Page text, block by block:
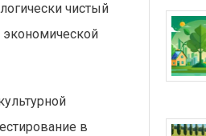
чистый
экономической
в